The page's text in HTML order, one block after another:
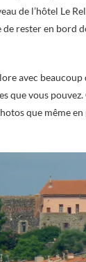
de l’hôtel Le
de rester en
avec
que vous
que même